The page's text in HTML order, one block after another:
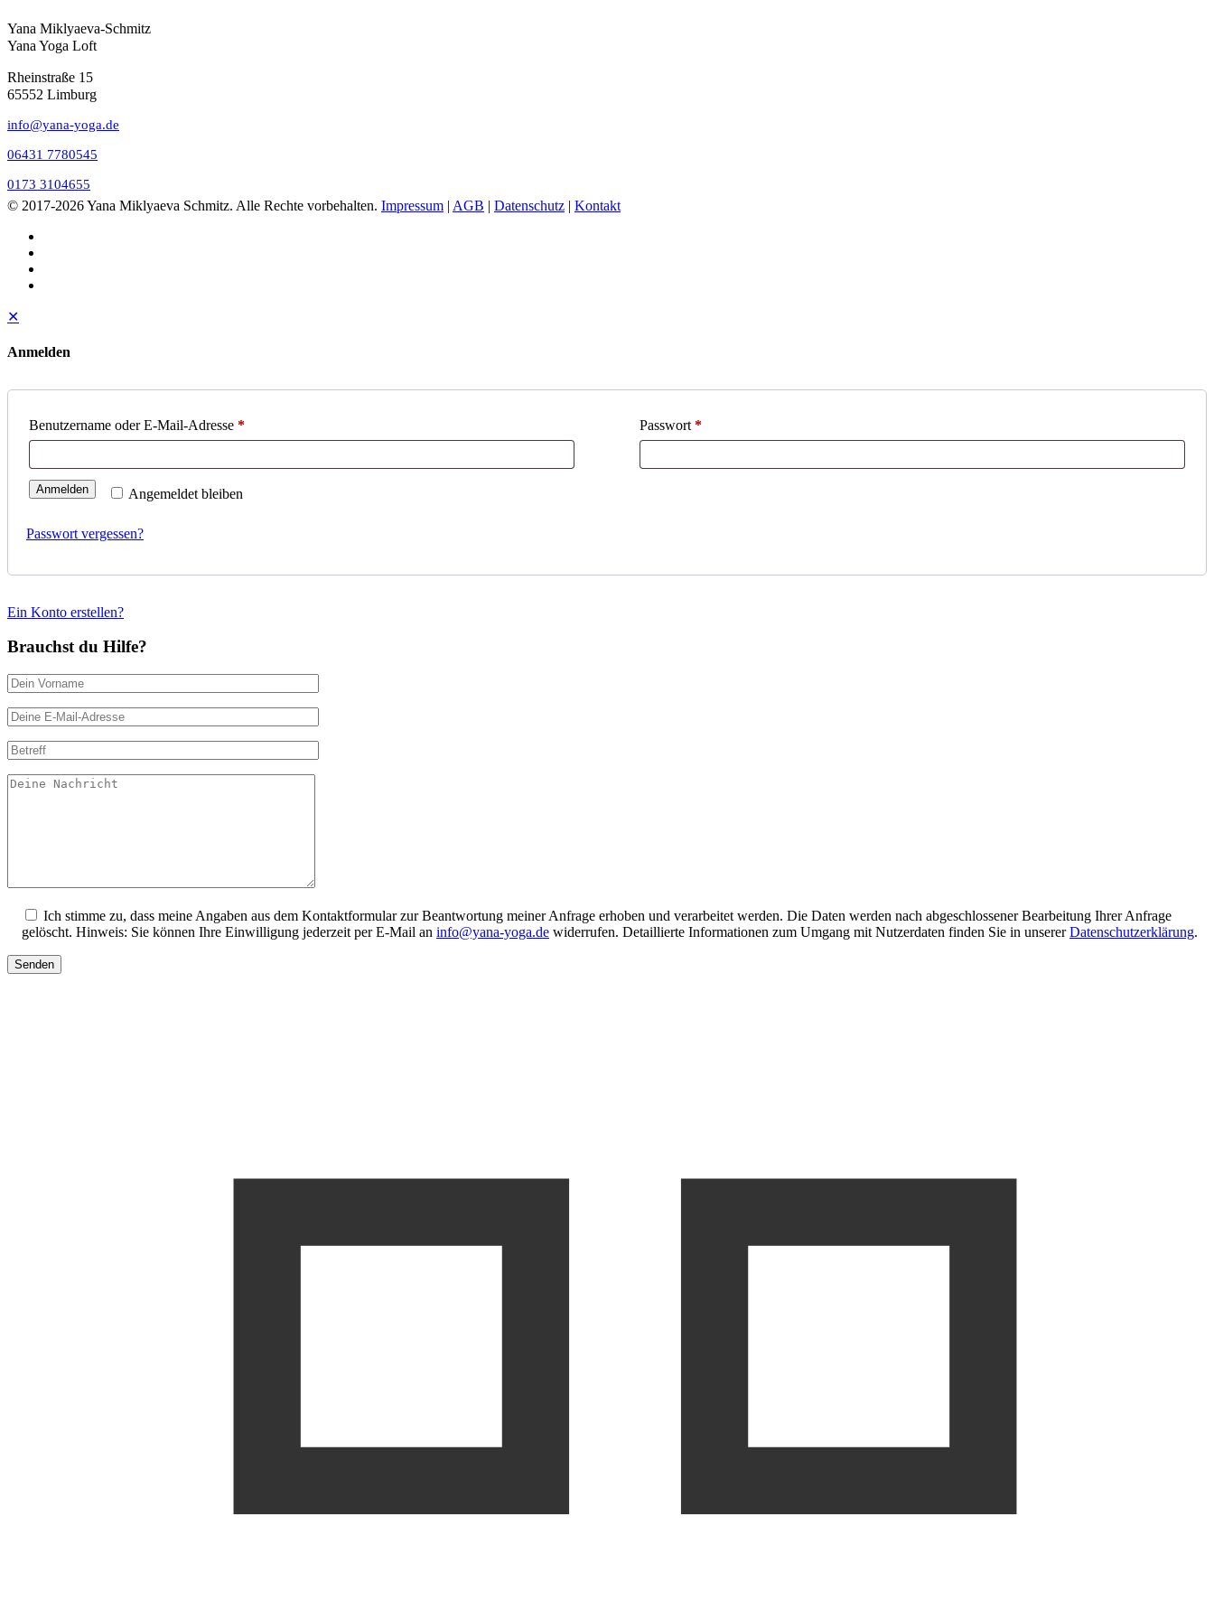
Yana Miklyaeva-Schmitz
Yana Yoga Loft
Rheinstraße 15
65552 Limburg
info@yana-yoga.de
06431 7780545
0173 3104655
© 2017-2026 Yana Miklyaeva Schmitz. Alle Rechte vorbehalten. Impressum | AGB | Datenschutz | Kontakt
✕
Anmelden
Benutzername oder E-Mail-Adresse * Passwort*
Angemeldet bleiben
Anmelden
Passwort vergessen?
Ein Konto erstellen?
Brauchst du Hilfe?
Ich stimme zu, dass meine Angaben aus dem Kontaktformular zur Beantwortung meiner Anfrage erhoben und verarbeitet werden. Die Daten werden nach abgeschlossener Bearbeitung Ihrer Anfrage
gelöscht. Hinweis: Sie können Ihre Einwilligung jederzeit per E-Mail an info@yana-yoga.de widerrufen. Detaillierte Informationen zum Umgang mit Nutzerdaten finden Sie in unsererDatenschutzerklärung.